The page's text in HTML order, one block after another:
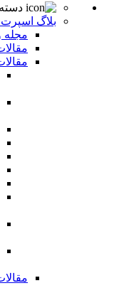
بلاگ
مجله